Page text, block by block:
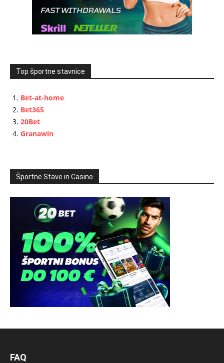
Top športne stavnice
Bet-at-home
Bet365
20Bet
Granawin
Športne Stave in Casino
FAQ